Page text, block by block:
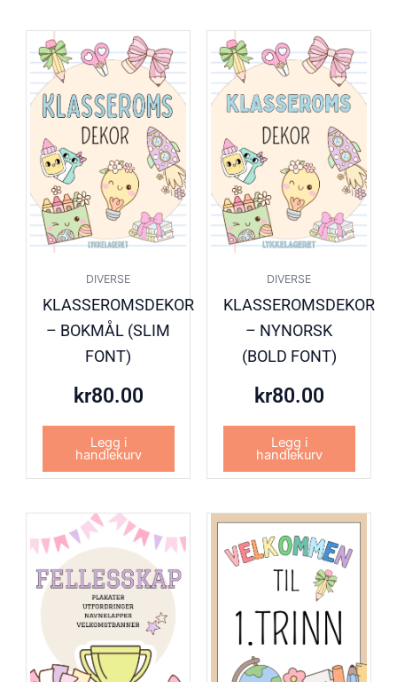
DIVERSE
KLASSEROMSDEKOR
– BOKMÅL (SLIM
FONT)
kr80.00
Legg i
handlekurv
DIVERSE
KLASSEROMSDEKOR
– NYNORSK
(BOLD FONT)
kr80.00
Legg i
handlekurv